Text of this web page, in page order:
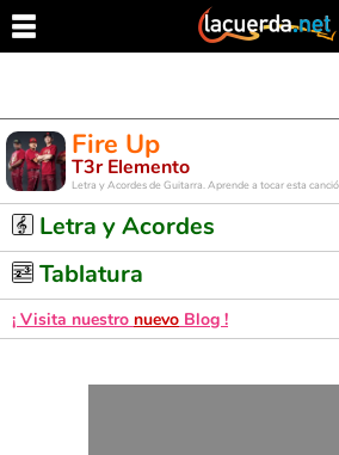
Fire Up
T3r Elemento
Letra y Acordes de Guitarra. Aprende a tocar esta
Letra y Acordes
Tablatura
¡ Visita nuestro nuevo Blog !